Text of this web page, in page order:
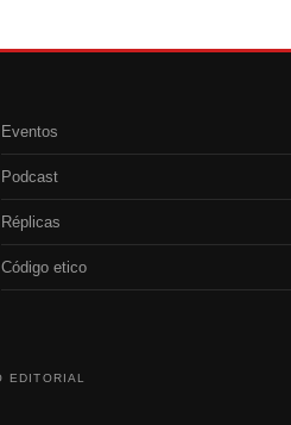
Eventos
Podcast
Réplicas
Código etico
EDITORIAL